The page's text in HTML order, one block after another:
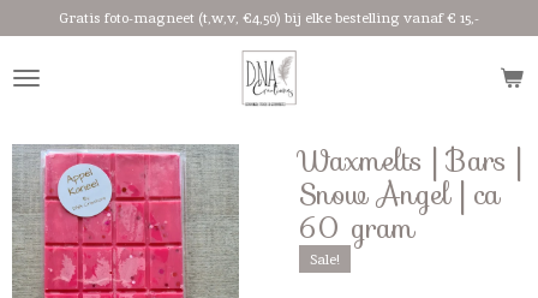
de
Gratis foto-magneet (t,w,v, €4,50) bij elke bestelling vanaf € 15,-
Waxmelts | Bars |
Snow Angel | ca
60 gram
Sale!